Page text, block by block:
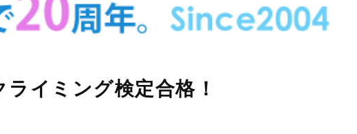
ライミング検定合格！